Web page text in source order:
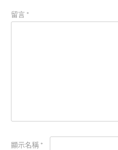
留言 *
顯示名稱 *